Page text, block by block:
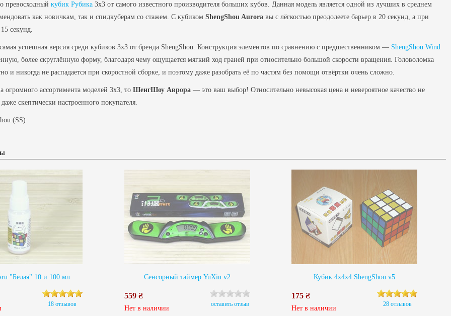
превосходный кубик Рубика 3х3 от самого известного производителя больших кубов. Данная модель является одной из лучших в среднем
как новичкам, так и спидкуберам со стажем. С кубиком ShengShou Aurora вы с лёгкостью преодолеете барьер в 20 секунд, а при
секунд.
успешная версия среди кубиков 3x3 от бренда ShengShou. Конструкция элементов по сравнению с предшественником — ShengShou Wind
более скруглённую форму, благодаря чему ощущается мягкий ход граней при относительно большой скорости вращения. Головоломка
и никогда не распадается при скоростной сборке, и поэтому даже разобрать её по частям без помощи отвёртки очень сложно.
огромного ассортимента моделей 3х3, то ШенгШоу Аврора — это ваш выбор! Относительно невысокая цена и невероятное качество не
скептически настроенного покупателя.
(SS)
"Белая" 10 и 100 мл
18 отзывов
Сенсорный таймер YuXin v2
559 ₴
Нет в наличии
оставить отзыв
Кубик 4х4х4 ShengShou v5
175 ₴
Нет в наличии
28 отзывов